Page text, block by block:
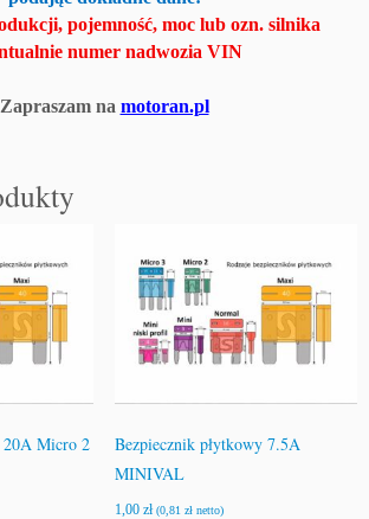
pojemność, moc lub ozn. silnika
numer nadwozia VIN
Zapraszam na motoran.pl
20A Micro 2
Bezpiecznik płytkowy 7.5A
MINIVAL
1,00 zł (0,81 złnetto)